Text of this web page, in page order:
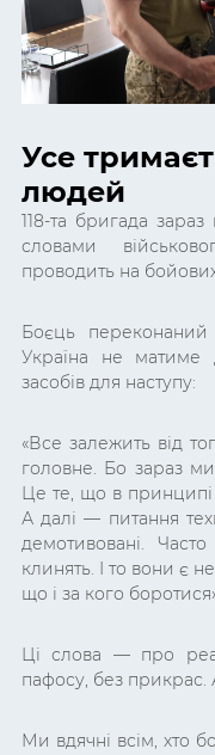
Усе
людей
118-та бригада
словами
проводить на
Боєць
Україна не матиме
засобів для наступу:
«Все залежить від
головне. Бо зараз
Це те, що в принципі
А далі — питання
демотивовані.
клинять. І то вони є
що і за кого
Ці слова — про
пафосу, без прикрас.
Ми вдячні всім, хто